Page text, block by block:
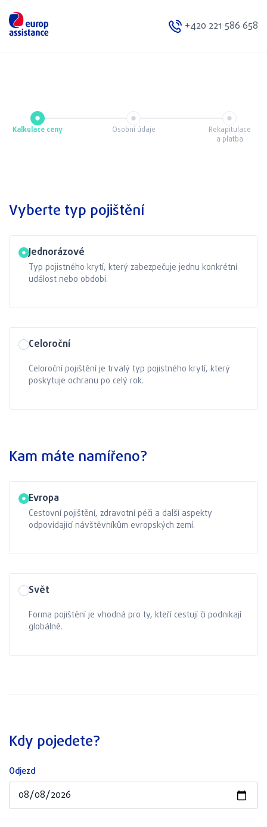
+420 221 586 658
Kalkulace ceny Osobní údaje
Rekapitulace
a platba
Vyberte typ pojištění
Jednorázové
Typ pojistného krytí, který zabezpečuje jednu konkrétní
událost nebo období.
Celoroční
Celoroční pojištění je trvalý typ pojistného krytí, který
poskytuje ochranu po celý rok.
Kam máte namířeno?
Evropa
Cestovní pojištění, zdravotní péči a další aspekty
odpovídající návštěvníkům evropských zemí.
Svět
Forma pojištění je vhodná pro ty, kteří cestují či podnikají
globálně.
Kdy pojedete?
Odjezd